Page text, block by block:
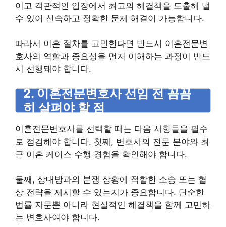
이고 객관적인 입장에서 최고의 해결책을 도출해 낼
수 있어 신속하고 정확한 문제 해결이 가능합니다.
따라서 이혼 절차를 고민한다면 반드시 이혼전문변
호사의 역할과 중요성을 먼저 이해하는 과정이 반드
시 선행돼야 합니다.
2. 이혼전문변호사 선임 전 꼼꼼
히 살펴야 할 점
이혼전문변호사를 선택할 때는 다음 사항들을 필수
로 점검해야 합니다. 첫째, 변호사의 전문 분야와 최
근 이혼 케이스 수행 경험을 확인해야 합니다.
둘째, 상대방과의 분쟁 상황에 적합한 소송 또는 협
상 전략을 제시할 수 있는지가 중요합니다. 단순한
법률 자문뿐 아니라 현실적인 해결책을 함께 고민하
는 변호사여야 합니다.